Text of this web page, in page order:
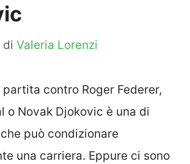
di Valeria Lorenzi
contro Roger Federer,
o Novak Djokovic è una di
può condizionare
una carriera. Eppure ci sono